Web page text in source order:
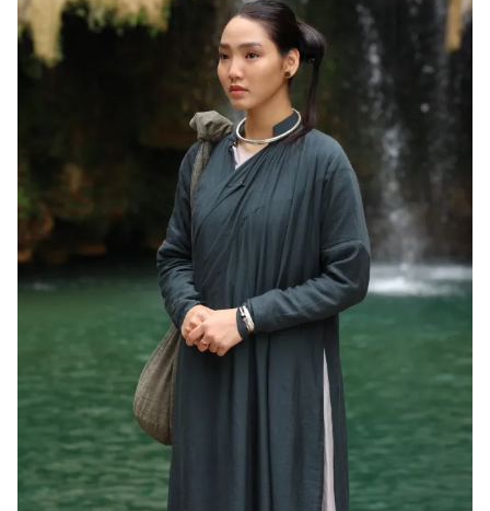
Emagazine Podcast
Infographic
Video Shorts video
VTV Money VTV Thể thao
VTV Sức khoẻ Bất động sản
Thị trường 24h Tấm lòng Việt
VTV4 Vươn mình bằng AI
VTV9